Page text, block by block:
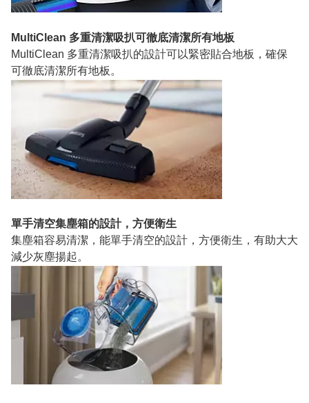
MultiClean 多重清潔吸扒可徹底清潔所有地板
MultiClean 多重清潔吸扒的設計可以緊密貼合地板，確保
可徹底清潔所有地板。
單手清空集塵箱的設計，方便衛生
集塵箱容易清潔，能單手清空的設計，方便衛生，有助大大
減少灰塵揚起。